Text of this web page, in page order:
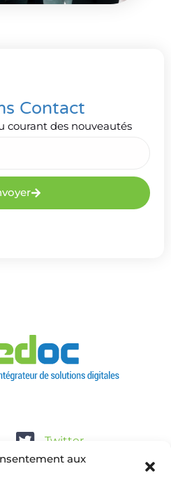
aux
Contact
courant des nouveautés
Twitter
Linkedin